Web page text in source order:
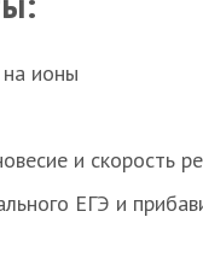
ионы
и скорость
ЕГЭ и